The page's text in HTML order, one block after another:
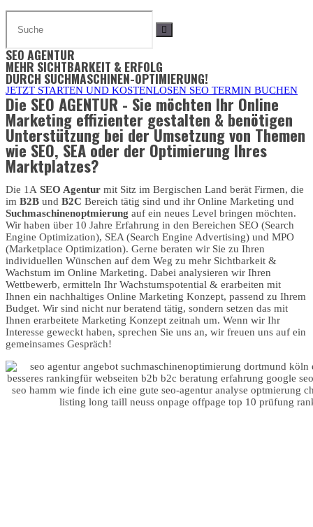
SEO AGENTUR
MEHR SICHTBARKEIT & ERFOLG
DURCH SUCHMASCHINEN-OPTIMIERUNG!
JETZT STARTEN UND KOSTENLOSEN SEO TERMIN BUCHEN
Die SEO AGENTUR - Sie möchten Ihr Online
Marketing effizienter gestalten & benötigen
Unterstützung bei der Umsetzung von Themen
wie SEO, SEA oder der Optimierung Ihres
Marktplatzes?
Die 1A SEO Agentur mit Sitz im Bergischen Land berät Firmen, die
im B2B und B2C Bereich tätig sind und ihr Online Marketing und
Suchmaschinenoptmierung auf ein neues Level bringen möchten.
Wir haben über 10 Jahre Erfahrung in den Bereichen SEO (Search
Engine Optimization), SEA (Search Engine Advertising) und MPO
(Marketplace Optimization). Gerne beraten wir Sie zu Ihren
individuellen Wünschen auf dem Weg zu mehr Sichtbarkeit &
Wachstum im Online Marketing. Dabei analysieren wir Ihren
Wettbewerb, ermitteln Ihr Wachstumspotential & erarbeiten mit
Ihnen ein nachhaltiges Online Marketing Konzept, passend zu Ihrem
Budget. Wir sind nicht nur beratend tätig, sondern setzen das mit
Ihnen erarbeitete Marketing Konzept zeitnah um. Wenn wir Ihr
Interesse geweckt haben, sprechen Sie uns an, wir freuen uns auf ein
gemeinsames Gespräch!